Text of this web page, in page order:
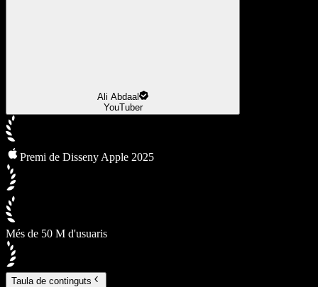
Ali Abdaal
YouTuber
Premi de Disseny Apple 2025
Més de 50 M d'usuaris
Taula de continguts